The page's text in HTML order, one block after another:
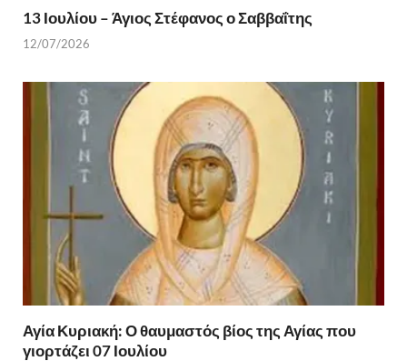
13 Ιουλίου – Άγιος Στέφανος ο Σαββαΐτης
12/07/2026
Αγία Κυριακή: Ο θαυμαστός βίος της Αγίας που
γιορτάζει 07 Ιουλίου